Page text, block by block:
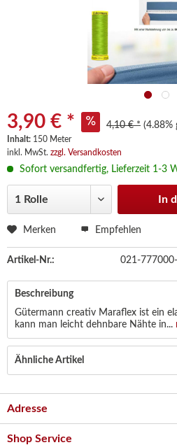
3,90 € * 4,10 € * (4.88%
Inhalt: 150 Meter
inkl. MwSt. zzgl. Versandkosten
Sofort versandfertig, Lieferzeit 1-3
In
Merken Empfehlen
Artikel-Nr.: 021-
Beschreibung
Gütermann creativ Maraflex ist ein
kann man leicht dehnbare Nähte in...
Ähnliche Artikel
Adresse
Shop Service